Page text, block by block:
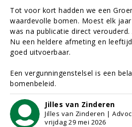
Tot voor kort hadden we een
waardevolle bomen. Moest elk
was na publicatie direct
Nu een heldere afmeting en
goed uitvoerbaar.
Een vergunningenstelsel is een
bomenbeleid.
Jilles van Zinderen
Jilles van Zinderen |
vrijdag 29 mei 2026